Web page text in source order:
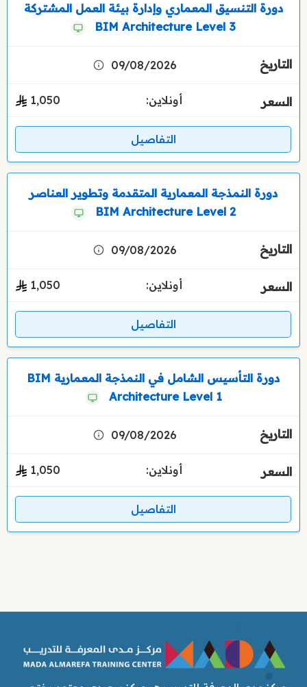
دورة التنسيق المعماري وإدارة بيئة العمل المشتركة
BIM Architecture Level 3
09/08/2026
أونلاين: 1٬050
التفاصيل
دورة النمذجة المعمارية المتقدمة وتطوير العناصر
BIM Architecture Level 2
09/08/2026
أونلاين: 1٬050
التفاصيل
دورة التأسيس الشامل في النمذجة المعمارية BIM
Architecture Level 1
09/08/2026
أونلاين: 1٬050
التفاصيل